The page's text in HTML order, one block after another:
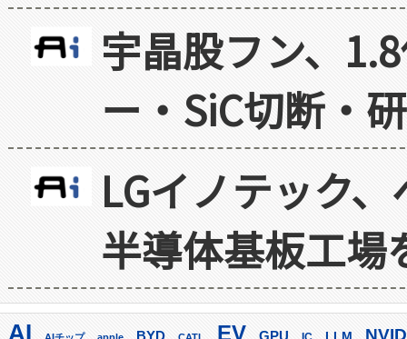
宇晶股フン、
ー・SiC切断・
LGイノテック
半導体基板工場
AI EV